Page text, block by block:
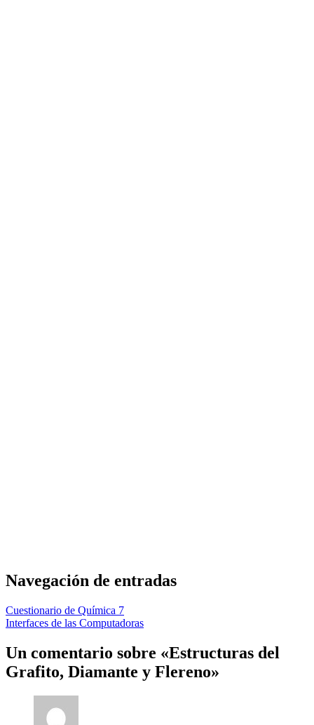
Navegación de entradas
Cuestionario de Química 7
Interfaces de las Computadoras
Un comentario sobre «Estructuras del
Grafito, Diamante y Flereno»